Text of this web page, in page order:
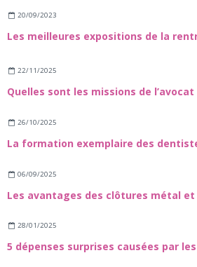
20/09/2023
Les meilleures expositions de la
22/11/2025
26/10/2025
06/09/2025
Les avantages des clôtures métal et
28/01/2025
5 dépenses surprises causées par